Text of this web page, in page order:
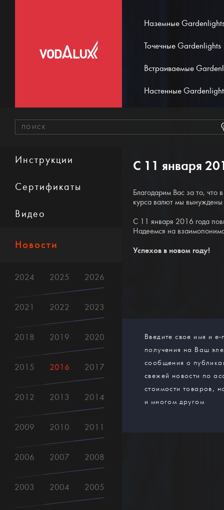
Наземные
Точечные Gardenlights
Встраиваемые
Настенные
С 11 января
Благодарим Вас за то,
курса валют мы
С 11 января 2016 года
Надеемся на
Успехов в новом году!
Введите свое имя и
получения на Ваш
сообщения о
свежей новости по
стоимости товаров,
и многом другом
Инструкции
Сертификаты
Видео
Новости
2026
2025
2024
2023
2022
2021
2020
2019
2018
2017
2016
2015
2014
2013
2012
2011
2010
2009
2008
2007
2006
2005
2004
2003